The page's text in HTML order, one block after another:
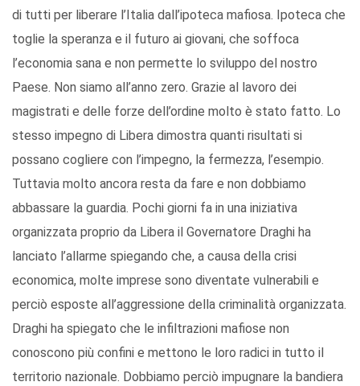
di tutti per liberare l’Italia dall’ipoteca mafiosa. Ipoteca che
toglie la speranza e il futuro ai giovani, che soffoca
l’economia sana e non permette lo sviluppo del nostro
Paese. Non siamo all’anno zero. Grazie al lavoro dei
magistrati e delle forze dell’ordine molto è stato fatto. Lo
stesso impegno di Libera dimostra quanti risultati si
possano cogliere con l’impegno, la fermezza, l’esempio.
Tuttavia molto ancora resta da fare e non dobbiamo
abbassare la guardia. Pochi giorni fa in una iniziativa
organizzata proprio da Libera il Governatore Draghi ha
lanciato l’allarme spiegando che, a causa della crisi
economica, molte imprese sono diventate vulnerabili e
perciò esposte all’aggressione della criminalità organizzata.
Draghi ha spiegato che le infiltrazioni mafiose non
conoscono più confini e mettono le loro radici in tutto il
territorio nazionale. Dobbiamo perciò impugnare la bandiera